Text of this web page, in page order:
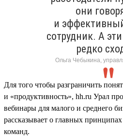
они
и
сотрудник. А
редко
Ольга Чебыкина,
Для того чтобы разграничить
и «продуктивность», hh.ru Урал
вебинары для малого и среднего
рассказывает о главных
команд.